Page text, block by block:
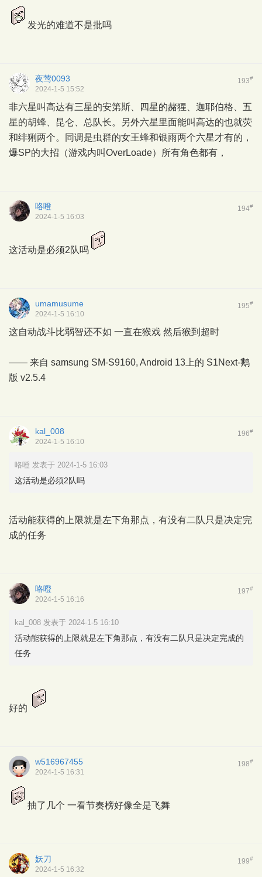
发光的难道不是批吗
193#
夜莺0093
2024-1-5 15:52
非六星叫高达有三星的安第斯、四星的赭猩、迦耶伯格、五
星的胡蜂、昆仑、总队长。另外六星里面能叫高达的也就荧
和绯猁两个。同调是虫群的女王蜂和银雨两个六星才有的，
爆SP的大招（游戏内叫OverLoade）所有角色都有，
194#
咯噔
2024-1-5 16:03
这活动是必须2队吗
195#
umamusume
2024-1-5 16:10
这自动战斗比弱智还不如 一直在猴戏 然后猴到超时
—— 来自 samsung SM-S9160, Android 13上的 S1Next-鹅
版 v2.5.4
196#
kal_008
2024-1-5 16:10
咯噔 发表于 2024-1-5 16:03
这活动是必须2队吗
活动能获得的上限就是左下角那点，有没有二队只是决定完
成的任务
197#
咯噔
2024-1-5 16:16
kal_008 发表于 2024-1-5 16:10
活动能获得的上限就是左下角那点，有没有二队只是决定完成的
任务
好的
198#
w516967455
2024-1-5 16:31
抽了几个 一看节奏榜好像全是飞舞
199#
妖刀
2024-1-5 16:32